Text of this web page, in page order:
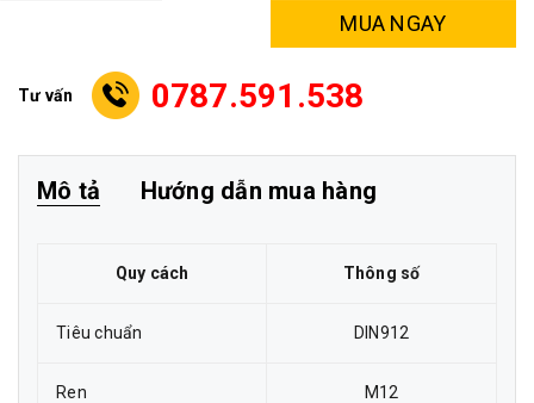
MUA NGAY
Tư vấn 0787.591.538
Mô tả Hướng dẫn mua hàng
Quy cách Thông số
Tiêu chuẩn DIN912
Ren M12